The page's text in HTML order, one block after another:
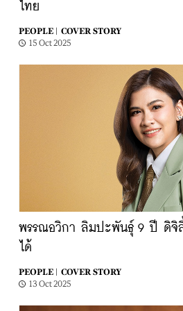
ไทย
PEOPLE |
COVER STORY
15 Oct 2025
พรรณอวิกา ลิมปะพันธุ์ 9 ปี ดิจิ
ได้
PEOPLE |
COVER STORY
13 Oct 2025